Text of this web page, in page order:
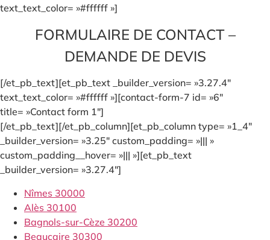
text_text_color= »#ffffff »]
FORMULAIRE DE CONTACT –
DEMANDE DE DEVIS
[/et_pb_text][et_pb_text _builder_version= »3.27.4″
text_text_color= »#ffffff »][contact-form-7 id= »6″
title= »Contact form 1″]
[/et_pb_text][/et_pb_column][et_pb_column type= »1_4″
_builder_version= »3.25″ custom_padding= »||| »
custom_padding__hover= »||| »][et_pb_text
_builder_version= »3.27.4″]
Nîmes 30000
Alès 30100
Bagnols-sur-Cèze 30200
Beaucaire 30300